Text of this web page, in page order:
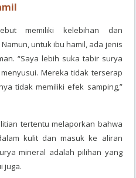
memiliki kelebihan dan
untuk ibu hamil, ada jenis
“Saya lebih suka tabir surya
Mereka tidak terserap
tidak memiliki efek samping,”
tertentu melaporkan bahwa
kulit dan masuk ke aliran
mineral adalah pilihan yang
juga.